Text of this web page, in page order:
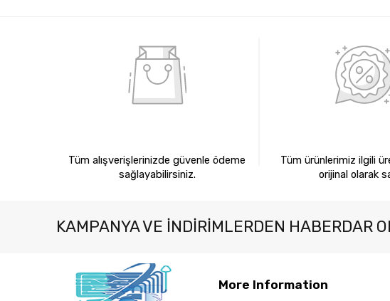
Tüm alışverişlerinizde güvenle ödeme
sağlayabilirsiniz.
Tüm ürünlerimiz ilgili
orijinal olarak
KAMPANYA VE INDIRIMLERDEN HABERDAR
More Information